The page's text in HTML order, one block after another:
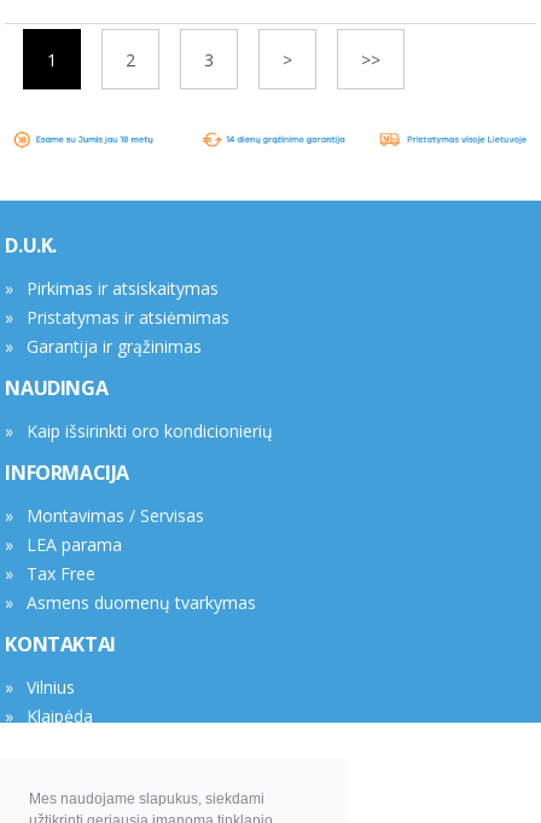
Mes naudojame slapukus, siekdami
1 2 3 > >>
D.U.K.
Pirkimas ir atsiskaitymas
Pristatymas ir atsiėmimas
Garantija ir grąžinimas
NAUDINGA
Kaip išsirinkti oro kondicionierių
INFORMACIJA
Montavimas / Servisas
LEA parama
Tax Free
Asmens duomenų tvarkymas
KONTAKTAI
Vilnius
Klaipėda